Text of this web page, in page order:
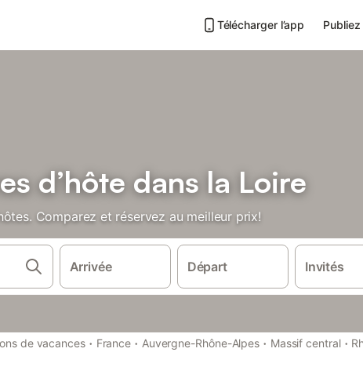
Télécharger l’app
d’hôte dans la Loire
Comparez et réservez au meilleur prix!
Arrivée Départ Invités
de vacances · France · Auvergne-Rhône-Alpes · Massif central ·